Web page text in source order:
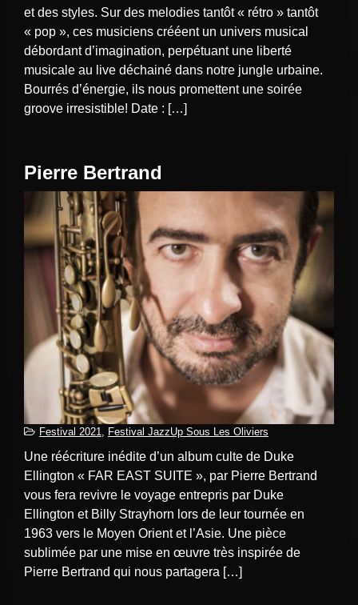
et des styles. Sur des melodies tantôt « rétro » tantôt
« pop », ces musiciens crééent un univers musical
débordant d’imagination, perpétuant une liberté
musicale au live déchainé dans notre jungle urbaine.
Bourrés d’énergie, ils nous promettent une soirée
groove irresistible! Date : […]
Pierre Bertrand
Festival 2021 Festival JazzUp Sous Les Oliviers
Une réécriture inédite d’un album culte de Duke
Ellington « FAR EAST SUITE », par Pierre Bertrand
vous fera revivre le voyage entrepris par Duke
Ellington et Billy Strayhorn lors de leur tournée en
1963 vers le Moyen Orient et l’Asie. Une pièce
sublimée par une mise en œuvre très inspirée de
Pierre Bertrand qui nous partagera […]